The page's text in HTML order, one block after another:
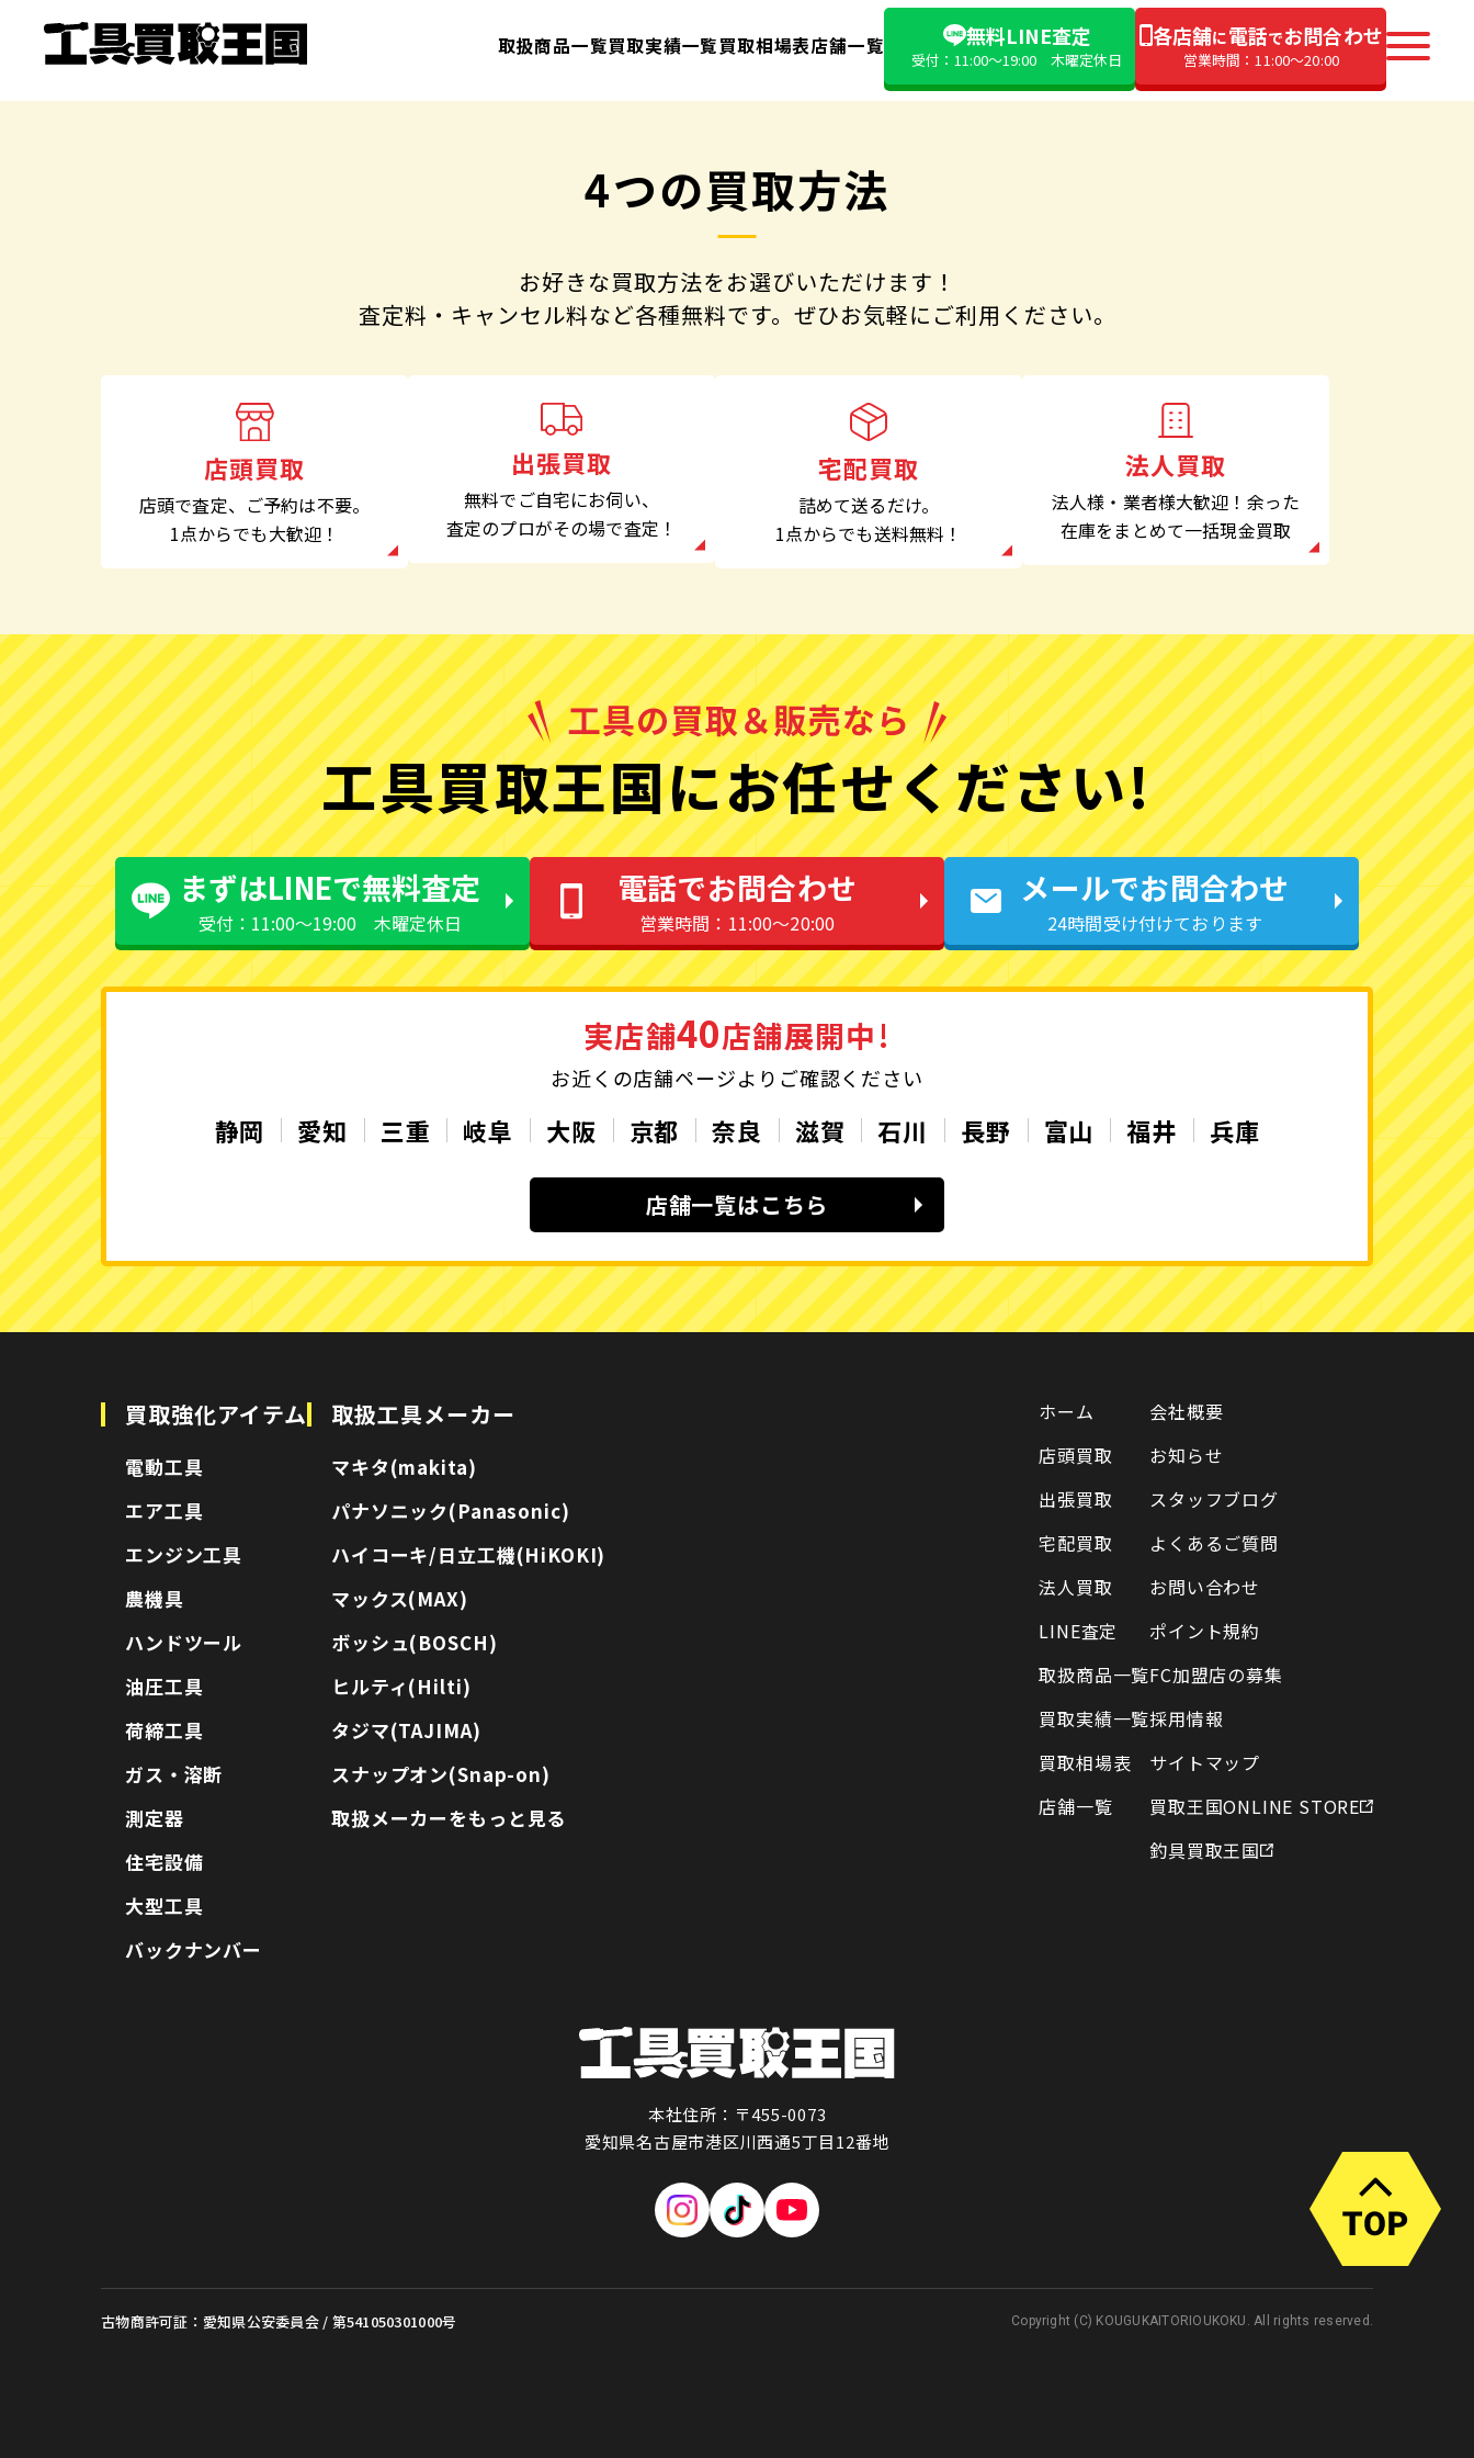
取扱商品一覧買取実績一覧買取相場表店舗一覧 無料LINE査定
受付：11:00〜19:00 木曜定休日
各店舗に電話でお問合わせ
営業時間：11:00〜20:00
4つの買取方法
お好きな買取方法をお選びいただけます！
査定料・キャンセル料など各種無料です。 ぜひお気軽にご利用ください。
店頭買取
店頭で査定、 ご予約は不要。
1点からでも大歓迎！
出張買取
無料でご自宅にお伺い、
査定のプロがその場で査定！
宅配買取
詰めて送るだけ。
1点からでも送料無料！
法人買取
法人様・業者様大歓迎！余った
在庫をまとめて一括現金買取
工具買取王国にお任せください!
まずはLINEで無料査定
受付：11:00〜19:00 木曜定休日
電話でお問合わせ
営業時間：11:00〜20:00
メールでお問合わせ
24時間受け付けております
実店舗40店舗展開中!
お近くの店舗ページよりご確認ください
静岡 愛知 三重 岐阜 大阪 京都 奈良 滋賀 石川 長野 富山 福井 兵庫
店舗一覧はこちら
買取強化アイテム
電動工具
エア工具
エンジン工具
農機具
ハンドツール
油圧工具
荷締工具
ガス・溶断
測定器
住宅設備
大型工具
バックナンバー
取扱工具メーカー
マキタ(makita)
パナソニック(Panasonic)
ハイコーキ/日立工機(HiKOKI)
マックス(MAX)
ボッシュ(BOSCH)
ヒルティ(Hilti)
タジマ(TAJIMA)
スナップオン(Snap-on)
取扱メーカーをもっと見る
ホーム
店頭買取
出張買取
宅配買取
法人買取
LINE査定
取扱商品一覧
買取実績一覧
買取相場表
店舗一覧
会社概要
お知らせ
スタッフブログ
よくあるご質問
お問い合わせ
ポイント規約
FC加盟店の募集
採用情報
サイトマップ
買取王国ONLINE STORE
釣具買取王国
本社住所：〒455-0073
愛知県名古屋市港区川西通5丁目12番地
古物商許可証：愛知県公安委員会 / 第541050301000号 Copyright (C) KOUGUKAITORIOUKOKU. All rights reserved.